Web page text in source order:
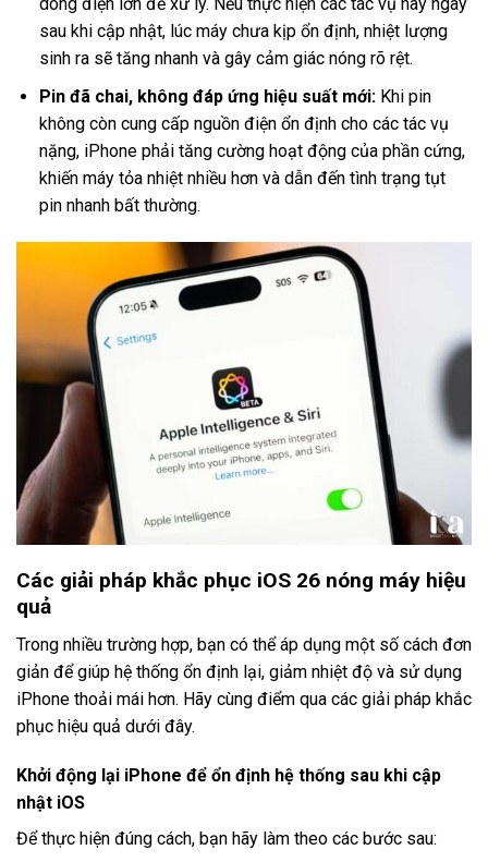
sau khi cập nhật, lúc máy chưa kịp ổn định, nhiệt lượng
sinh ra sẽ tăng nhanh và gây cảm giác nóng rõ rệt.
Pin đã chai, không đáp ứng hiệu suất mới: Khi pin
không còn cung cấp nguồn điện ổn định cho các tác vụ
nặng, iPhone phải tăng cường hoạt động của phần cứng,
khiến máy tỏa nhiệt nhiều hơn và dẫn đến tình trạng tụt
pin nhanh bất thường.
Các giải pháp khắc phục iOS 26 nóng máy hiệu
quả
Trong nhiều trường hợp, bạn có thể áp dụng một số cách đơn
giản để giúp hệ thống ổn định lại, giảm nhiệt độ và sử dụng
iPhone thoải mái hơn. Hãy cùng điểm qua các giải pháp khắc
phục hiệu quả dưới đây.
Khởi động lại iPhone để ổn định hệ thống sau khi cập
nhật iOS
Để thực hiện đúng cách, bạn hãy làm theo các bước sau: